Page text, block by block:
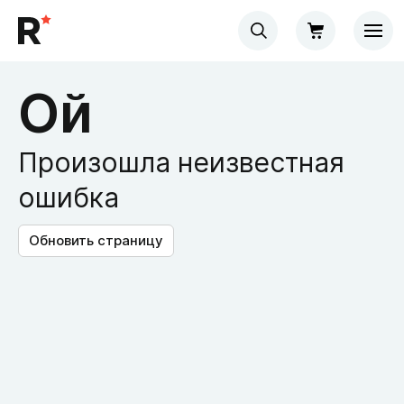
Ой
Произошла неизвестная
ошибка
Обновить страницу